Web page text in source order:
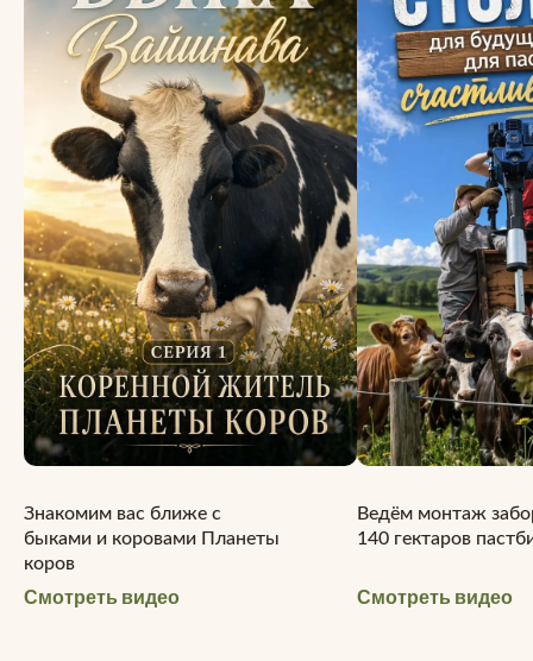
Знакомим вас ближе с
быками и коровами Планеты
коров
Смотреть видео
Ведём монтаж
140 гектаров
Смотреть видео